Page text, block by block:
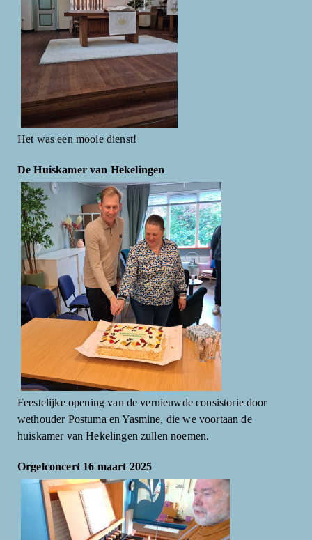
Het was een mooie dienst!
De Huiskamer van Hekelingen
Feestelijke opening van de vernieuwde consistorie door
wethouder Postuma en Yasmine, die we voortaan de
huiskamer van Hekelingen zullen noemen.
Orgelconcert 16 maart 2025